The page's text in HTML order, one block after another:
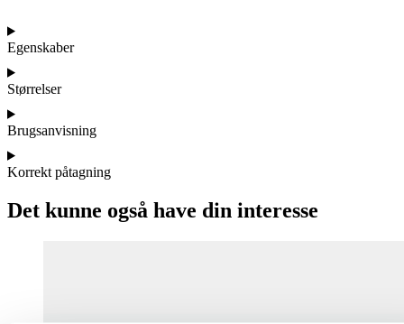
Egenskaber
Størrelser
Brugsanvisning
Korrekt påtagning
Det kunne også have din interesse